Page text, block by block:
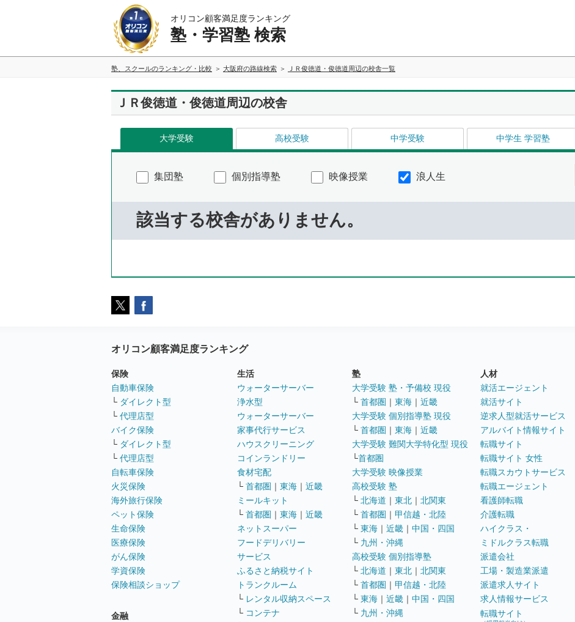
オリコン顧客満足度ランキング
塾・学習塾 検索
塾、スクールのランキング・比較 大阪府の路線検索 ＪＲ俊徳道・俊徳道周辺の校舎一覧
ＪＲ俊徳道・俊徳道周辺の校舎
大学受験 高校受験 中学受験 中学生 学習塾
集団塾 個別指導塾 映像授業 浪人生
該当する校舎がありません。
オリコン顧客満足度ランキング
保険
自動車保険
└ ダイレクト型
└ 代理店型
バイク保険
└ ダイレクト型
└ 代理店型
自転車保険
火災保険
海外旅行保険
ペット保険
生命保険
医療保険
がん保険
学資保険
保険相談ショップ
金融
生活
ウォーターサーバー
浄水型
ウォーターサーバー
家事代行サービス
ハウスクリーニング
コインランドリー
食材宅配
└ 首都圏 ｜ 東海 ｜ 近畿
ミールキット
└ 首都圏 ｜ 東海 ｜ 近畿
ネットスーパー
フードデリバリー
サービス
ふるさと納税サイト
トランクルーム
└ レンタル収納スペース
└ コンテナ
塾
大学受験 塾・予備校 現役
└ 首都圏 ｜ 東海 ｜ 近畿
大学受験 個別指導塾 現役
└ 首都圏 ｜ 東海 ｜ 近畿
大学受験 難関大学特化型 現役
└首都圏
大学受験 映像授業
高校受験 塾
└ 北海道 ｜ 東北 ｜ 北関東
└ 首都圏 ｜ 甲信越・北陸
└ 東海 ｜ 近畿 ｜ 中国・四国
└ 九州・沖縄
高校受験 個別指導塾
└ 北海道 ｜ 東北 ｜ 北関東
└ 首都圏 ｜ 甲信越・北陸
└ 東海 ｜ 近畿 ｜ 中国・四国
└ 九州・沖縄
人材
就活エージェント
就活サイト
逆求人型就活サービス
アルバイト情報サイト
転職サイト
転職サイト 女性
転職スカウトサービス
転職エージェント
看護師転職
介護転職
ハイクラス・
ミドルクラス転職
派遣会社
工場・製造業派遣
派遣求人サイト
求人情報サービス
転職サイト